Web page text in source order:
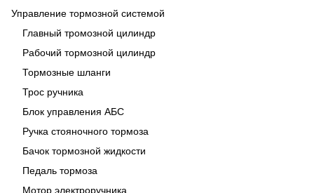
Управление тормозной системой
Главный тромозной цилиндр
Рабочий тормозной цилиндр
Тормозные шланги
Трос ручника
Блок управления АБС
Ручка стояночного тормоза
Бачок тормозной жидкости
Педаль тормоза
Мотор электроручника